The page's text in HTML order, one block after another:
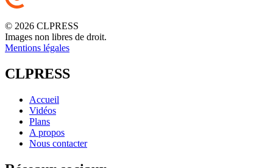
© 2026 CLPRESS
Images non libres de droit.
Mentions légales
CLPRESS
Accueil
Vidéos
Plans
A propos
Nous contacter